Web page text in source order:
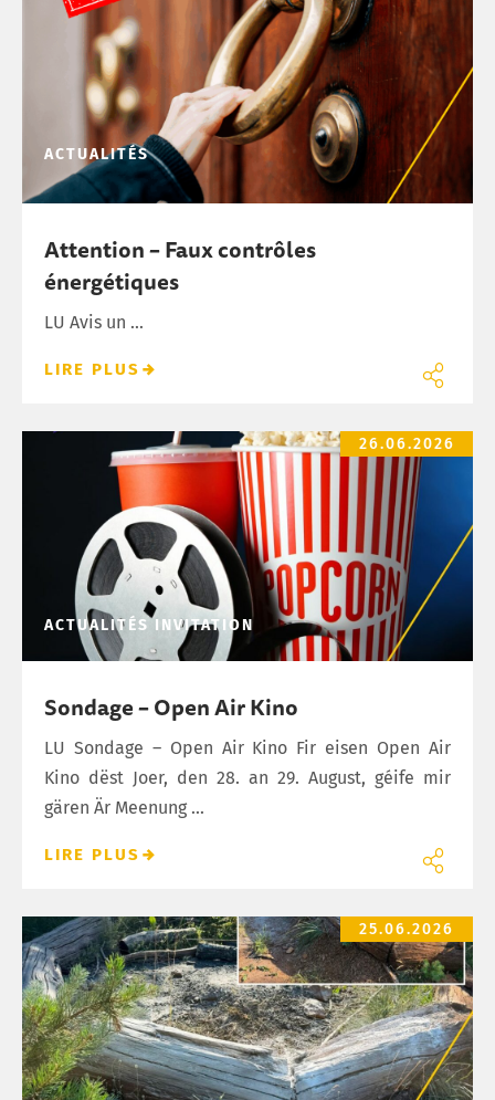
ACTUALITÉS
Attention – Faux contrôles
énergétiques
LU Avis un ...
LIRE PLUS
Sondage – Open Air Kino 26.06.2026
ACTUALITÉS INVITATION
Sondage – Open Air Kino
LU Sondage – Open Air Kino Fir eisen Open Air
Kino dëst Joer, den 28. an 29. August, géife mir
gären Är Meenung ...
LIRE PLUS
Opgepasst Brandgefor! 25.06.2026